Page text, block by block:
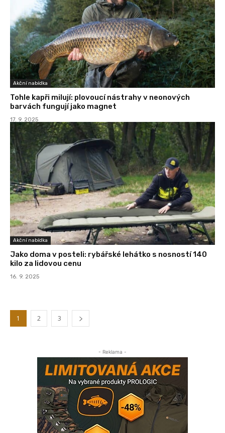
Akční nabídka
Tohle kapři milují: plovoucí nástrahy v neonových
barvách fungují jako magnet
17. 9. 2025
Akční nabídka
Jako doma v posteli: rybářské lehátko s nosností 140
kilo za lidovou cenu
16. 9. 2025
1 2 3
- Reklama -